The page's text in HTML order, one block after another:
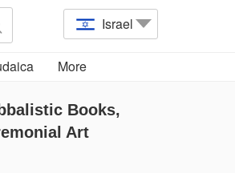
Israel
More
Books,
Art